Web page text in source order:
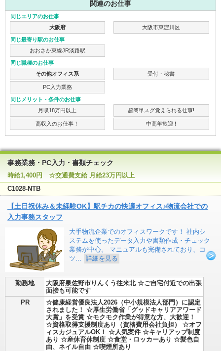
関連のお仕事
同じエリアのお仕事
大阪府
大阪市東淀川区
同じ最寄り駅のお仕事
おおさか東線JR淡路駅
同じ職種のお仕事
その他オフィス系
受付・秘書
PC入力業務
同じメリット・条件のお仕事
月収18万円以上
超簡単スグ覚えられる仕事!
高収入のお仕事！ 中高年歓迎 !
事務業務・PC入力・書類チェック
時給1,400円 ☆交通費支給 月給23万円以上
C1028-NTB
【土日祝休み＆未経験OK】駅チカの快適オフィス♪物流会社での
入力事務スタッフ
大手物流企業でのオフィスワークです！ 社内シ
ステムを使ったデータ入力や書類作成・チェック
業務が中心。 マニュアルも完備されており、コ
ツ…
詳細を見る
勤務地
大阪府泉佐野市りんくう往来北 ☆ご自宅付近での出張
面接も可能です
PR
☆健康経営優良法人2026（中小規模法人部門）に認定
されました！ ☆厚生労働省「グッドキャリアアワード
大賞」を受賞 ☆モクモク作業が得意な方、大歓迎！
☆資格取得支援制度あり（資格費用会社負担） ☆オフ
ィスカジュアルOK！ ☆人気案件 ☆キャリアップ制度
あり ☆産休育休制度 ☆食堂・ロッカーあり ☆髪色自
由、ネイル自由 ☆喫煙所あり